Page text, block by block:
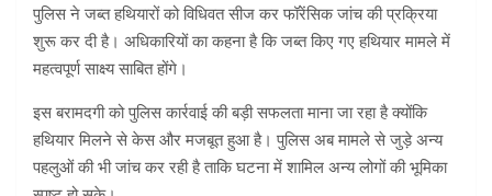
पुलिस ने जब्त हथियारों को विधिवत सीज कर फॉरेंसिक जांच की प्रक्रिया
शुरू कर दी है। अधिकारियों का कहना है कि जब्त किए गए हथियार मामले में
महत्वपूर्ण साक्ष्य साबित होंगे।
इस बरामदगी को पुलिस कार्रवाई की बड़ी सफलता माना जा रहा है क्योंकि
हथियार मिलने से केस और मजबूत हुआ है। पुलिस अब मामले से जुड़े अन्य
पहलुओं की भी जांच कर रही है ताकि घटना में शामिल अन्य लोगों की भूमिका